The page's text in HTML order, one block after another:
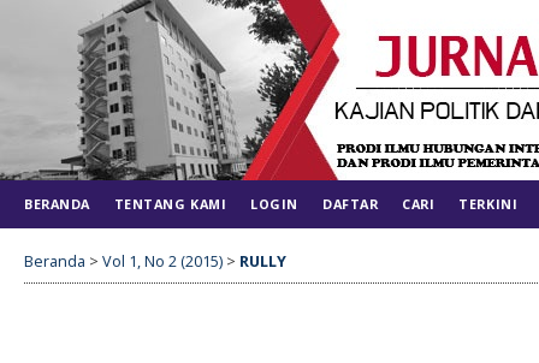
BERANDA TENTANG KAMI LOGIN DAFTAR CARI TERKINI
Beranda > Vol 1, No 2 (2015) > RULLY